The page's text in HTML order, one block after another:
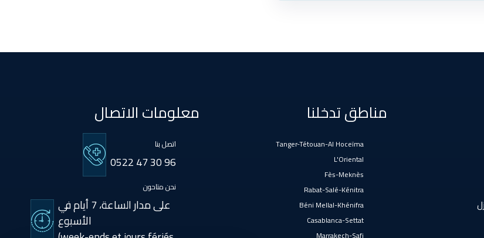
مناطق تدخلنا
Tanger-Tétouan-Al Hoceïma
L'Oriental
Fès-Meknès
Rabat-Salé-Kénitra
Béni Mellal-Khénifra
Casablanca-Settat
معلومات الاتصال
اتصل بنا
0522 47 30 96
نحن متاحون
على مدار الساعة، 7 أيام في
الأسبوع